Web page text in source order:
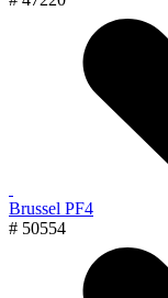
Brussel PF4
# 50554